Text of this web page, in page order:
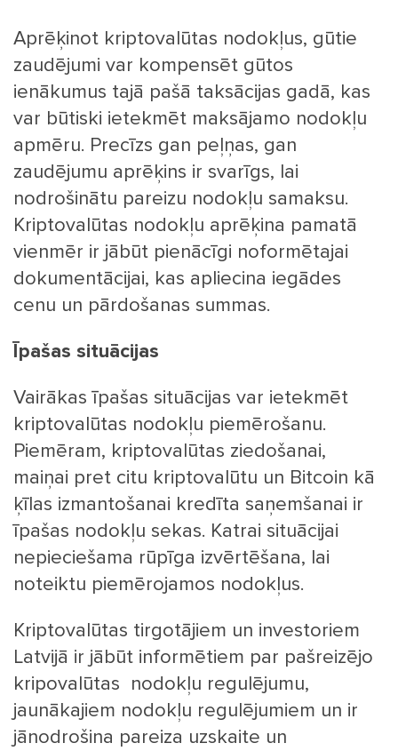
Aprēķinot kriptovalūtas nodokļus, gūtie
zaudējumi var kompensēt gūtos
ienākumus tajā pašā taksācijas gadā, kas
var būtiski ietekmēt maksājamo nodokļu
apmēru. Precīzs gan peļņas, gan
zaudējumu aprēķins ir svarīgs, lai
nodrošinātu pareizu nodokļu samaksu.
Kriptovalūtas nodokļu aprēķina pamatā
vienmēr ir jābūt pienācīgi noformētajai
dokumentācijai, kas apliecina iegādes
cenu un pārdošanas summas.
Īpašas situācijas
Vairākas īpašas situācijas var ietekmēt
kriptovalūtas nodokļu piemērošanu.
Piemēram, kriptovalūtas ziedošanai,
maiņai pret citu kriptovalūtu un Bitcoin kā
ķīlas izmantošanai kredīta saņemšanai ir
īpašas nodokļu sekas. Katrai situācijai
nepieciešama rūpīga izvērtēšana, lai
noteiktu piemērojamos nodokļus.
Kriptovalūtas tirgotājiem un investoriem
Latvijā ir jābūt informētiem par pašreizējo
kripovalūtas nodokļu regulējumu,
jaunākajiem nodokļu regulējumiem un ir
jānodrošina pareiza uzskaite un